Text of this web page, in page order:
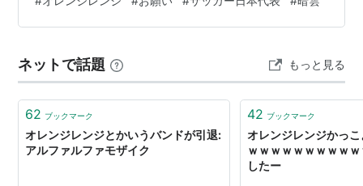
椎名林檎がNHKのサッカーソングを担当した2014年のブ
ラジルワールドカップ で、またまた日本代表は1分け2敗
た負け。 頼むわ。 このdaznのニュース、まさに暗雲立
ち込めると…
ネットで話題 もっと見る
62 ブックマーク
オレンジレンジとかいうバンドが引退:
アルファルファモザイク
42 ブックマーク
オレンジレンジかっ
ｗｗｗｗｗｗｗｗｗ
したー